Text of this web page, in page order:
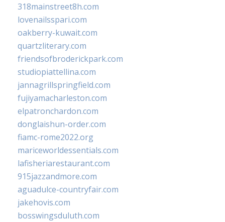
318mainstreet8h.com
lovenailsspari.com
oakberry-kuwait.com
quartzliterary.com
friendsofbroderickpark.com
studiopiattellina.com
jannagrillspringfield.com
fujiyamacharleston.com
elpatronchardon.com
donglaishun-order.com
fiamc-rome2022.org
mariceworldessentials.com
lafisheriarestaurant.com
915jazzandmore.com
aguadulce-countryfair.com
jakehovis.com
bosswingsduluth.com